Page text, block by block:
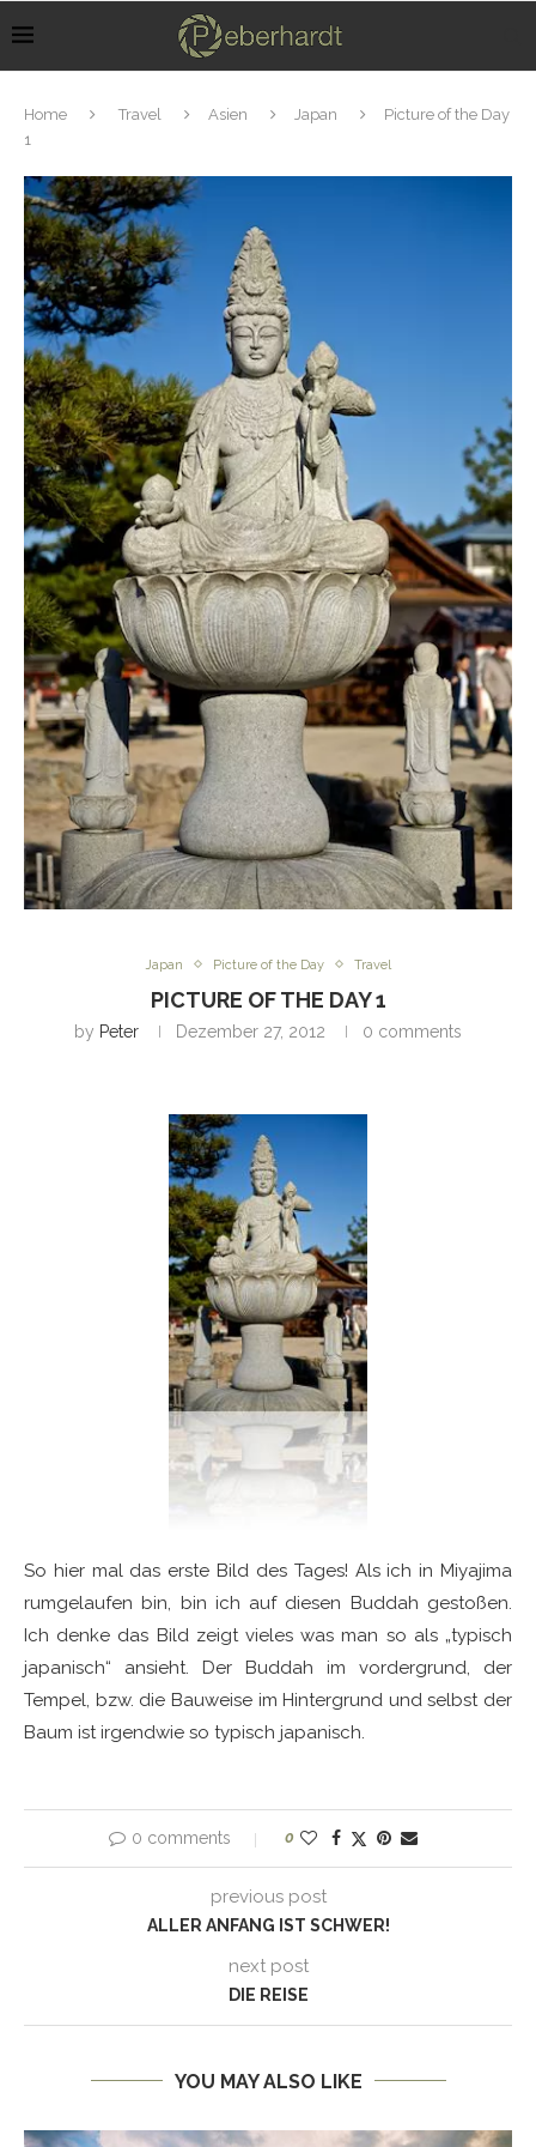
Home Travel Asien Japan
Picture of the Day
1
Japan Picture of the Day Travel
PICTURE OF THE DAY 1
by Peter Dezember 27, 2012 0 comments
So hier mal das erste Bild des Tages! Als ich in Miyajima
rumgelaufen bin, bin ich auf diesen Buddah gestoßen.
Ich denke das Bild zeigt vieles was man so als „typisch
japanisch“ ansieht. Der Buddah im vordergrund, der
Tempel, bzw. die Bauweise im Hintergrund und selbst der
Baum ist irgendwie so typisch japanisch.
0 comments 0
previous post
ALLER ANFANG IST SCHWER!
next post
DIE REISE
YOU MAY ALSO LIKE